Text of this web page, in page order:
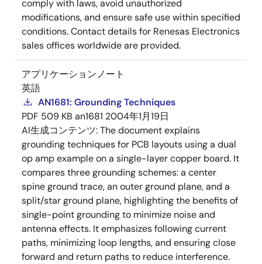
comply with laws, avoid unauthorized
modifications, and ensure safe use within specified
conditions. Contact details for Renesas Electronics
sales offices worldwide are provided.
アプリケーションノート
英語
AN1681: Grounding Techniques
PDF 509 KB an1681 2004年1月19日
AI生成コンテンツ:The document explains
grounding techniques for PCB layouts using a dual
op amp example on a single-layer copper board. It
compares three grounding schemes: a center
spine ground trace, an outer ground plane, and a
split/star ground plane, highlighting the benefits of
single-point grounding to minimize noise and
antenna effects. It emphasizes following current
paths, minimizing loop lengths, and ensuring close
forward and return paths to reduce interference.